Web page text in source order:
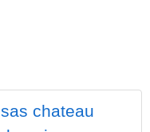
sas chateau